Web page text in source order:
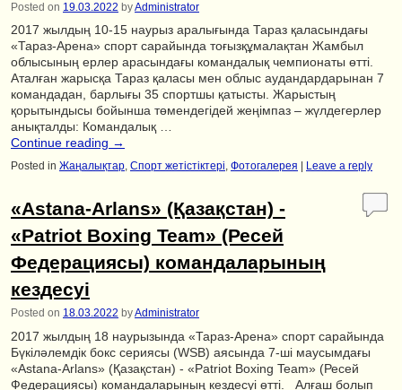
Posted on 19.03.2022 byAdministrator
2017 жылдың 10-15 наурыз аралығында Тараз қаласындағы
«Тараз-Арена» спорт сарайында тоғызқұмалақтан Жамбыл
облысының ерлер арасындағы командалық чемпионаты өтті.
Аталған жарысқа Тараз қаласы мен облыс аудандардарынан 7
командадан, барлығы 35 спортшы қатысты. Жарыстың
қорытындысы бойынша төмендегідей жеңімпаз – жүлдегерлер
анықталды: Командалық …
Continue reading →
Posted in Жаңалықтар Спорт жетістіктері Фотогалерея Leave a reply
«Astana-Arlans» (Қазақстан) -
«Patriot Boxing Team» (Ресей
Федерациясы) командаларының
кездесуі
Posted on 18.03.2022 byAdministrator
2017 жылдың 18 наурызында «Тараз-Арена» спорт сарайында
Бүкіләлемдік бокс сериясы (WSB) аясында 7-ші маусымдағы
«Astana-Arlans» (Қазақстан) - «Patriot Boxing Team» (Ресей
Федерациясы) командаларының кездесуі өтті. Алғаш болып